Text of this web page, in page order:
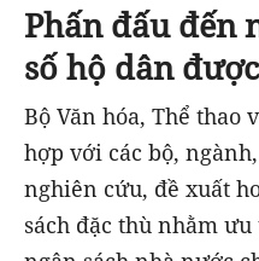
Phấn đấu đến
số hộ dân
Bộ Văn hóa, Thể thao
hợp với các bộ,
nghiên cứu, đề xuất
sách đặc thù nhằm